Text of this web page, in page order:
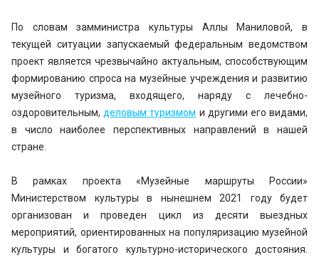
По словам замминистра культуры Аллы Маниловой, в
текущей ситуации запускаемый федеральным ведомством
проект является чрезвычайно актуальным, способствующим
формированию спроса на музейные учреждения и развитию
музейного туризма, входящего, наряду с лечебно-
оздоровительным, деловым туризмом и другими его видами,
в число наиболее перспективных направлений в нашей
стране.
В рамках проекта «Музейные маршруты России»
Министерством культуры в нынешнем 2021 году будет
организован и проведен цикл из десяти выездных
мероприятий, ориентированных на популяризацию музейной
культуры и богатого культурно-исторического достояния.